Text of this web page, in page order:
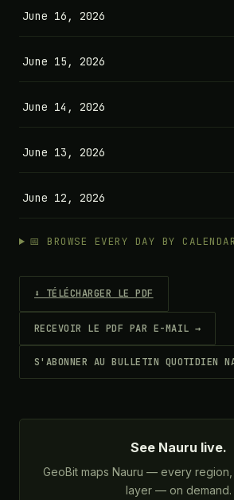
June 16, 2026
June 15, 2026
June 14, 2026
June 13, 2026
June 12, 2026
📅 BROWSE EVERY DAY BY
⬇ TÉLÉCHARGER LE PDF
RECEVOIR LE PDF PAR E-MAIL →
S'ABONNER AU BULLETIN QUOTIDIEN
See Nauru live.
GeoBit maps Nauru — every
layer — on demand.